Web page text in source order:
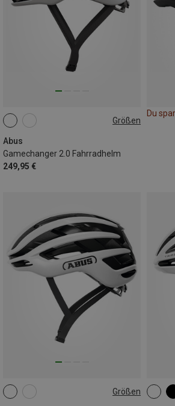
Größen
Abus
Gamechanger 2.0 Fahrradhelm
249,95 €
51-55CM
57-61CM
Du
Größen
51-55CM 51-